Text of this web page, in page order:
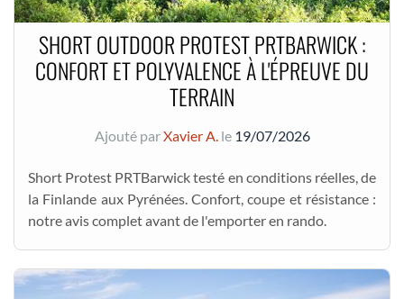
SHORT OUTDOOR PROTEST PRTBARWICK :
CONFORT ET POLYVALENCE À L'ÉPREUVE DU
TERRAIN
Ajouté parXavier A. le 19/07/2026
Short Protest PRTBarwick testé en conditions réelles, de
la Finlande aux Pyrénées. Confort, coupe et résistance :
notre avis complet avant de l'emporter en rando.